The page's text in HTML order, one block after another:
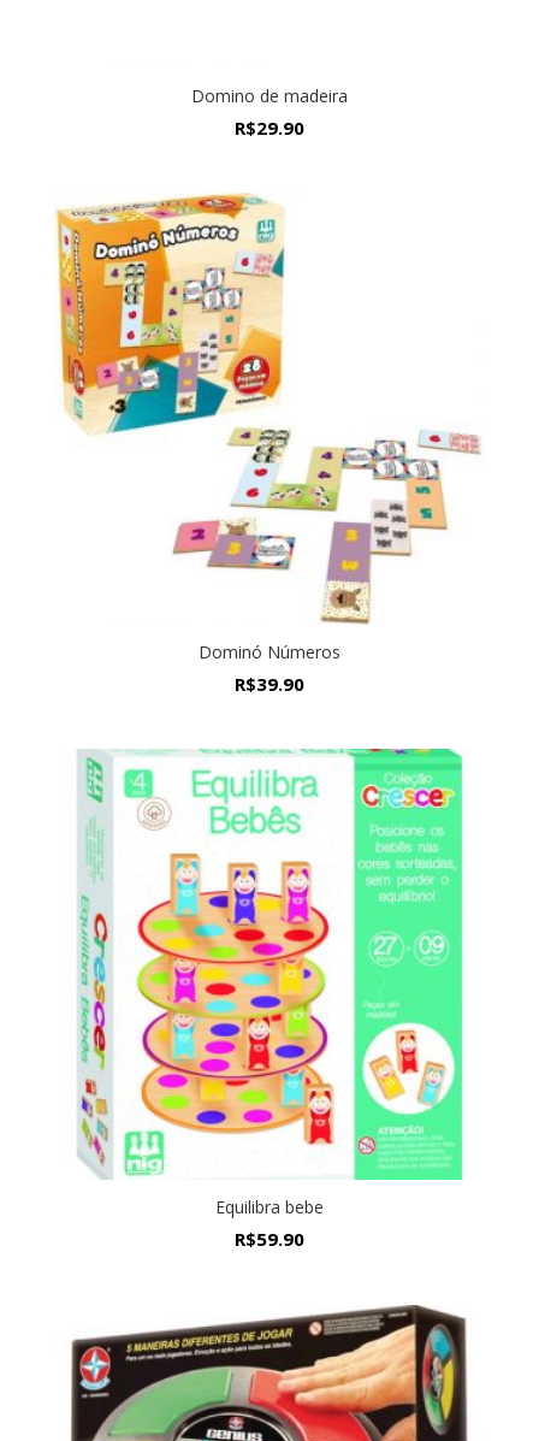
Domino de madeira
R$29.90
Dominó Números
R$39.90
Equilibra bebe
R$59.90